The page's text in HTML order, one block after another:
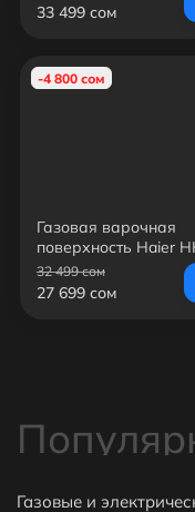
33 499 сом
-4 800 сом
Газовая варочная
поверхность Haier
M64CWW
32 499 сом
27 699 сом
Газовые и